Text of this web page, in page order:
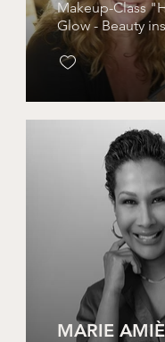
Makeup-Class
Glow - Beauty
MARIE